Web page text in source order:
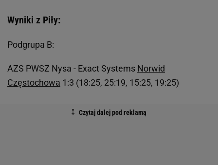
Wyniki z Piły:
Podgrupa B:
AZS PWSZ Nysa - Exact Systems Norwid
Częstochowa 1:3 (18:25, 25:19, 15:25, 19:25)